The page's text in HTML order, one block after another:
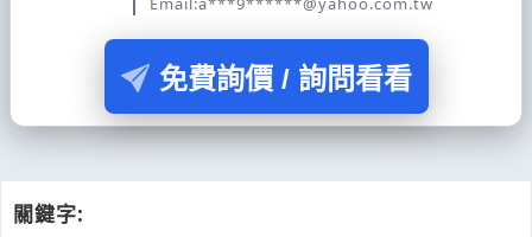
免費詢價 / 詢問看看
關鍵字: